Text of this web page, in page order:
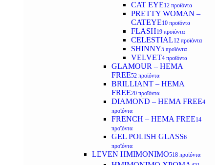
CAT EYE12 προϊόντα
PRETTY WOMAN –
CATEYE10 προϊόντα
FLASH19 προϊόντα
CELESTIAL12 προϊόντα
SHINNY5 προϊόντα
VELVET4 προϊόντα
GLAMOUR – HEMA
FREE52 προϊόντα
BRILLIANT – HEMA
FREE20 προϊόντα
DIAMOND – HEMA FREE4
προϊόντα
FRENCH – HEMA FREE14
προϊόντα
GEL POLISH GLASS6
προϊόντα
LEVEN ΗΜΙΜΟΝΙΜΟ518 προϊόντα